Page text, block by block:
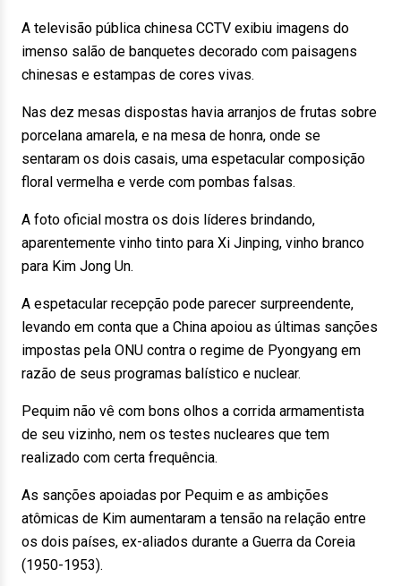
A televisão pública chinesa CCTV exibiu imagens do
imenso salão de banquetes decorado com paisagens
chinesas e estampas de cores vivas.
Nas dez mesas dispostas havia arranjos de frutas sobre
porcelana amarela, e na mesa de honra, onde se
sentaram os dois casais, uma espetacular composição
floral vermelha e verde com pombas falsas.
A foto oficial mostra os dois líderes brindando,
aparentemente vinho tinto para Xi Jinping, vinho branco
para Kim Jong Un.
A espetacular recepção pode parecer surpreendente,
levando em conta que a China apoiou as últimas sanções
impostas pela ONU contra o regime de Pyongyang em
razão de seus programas balístico e nuclear.
Pequim não vê com bons olhos a corrida armamentista
de seu vizinho, nem os testes nucleares que tem
realizado com certa frequência.
As sanções apoiadas por Pequim e as ambições
atômicas de Kim aumentaram a tensão na relação entre
os dois países, ex-aliados durante a Guerra da Coreia
(1950-1953).